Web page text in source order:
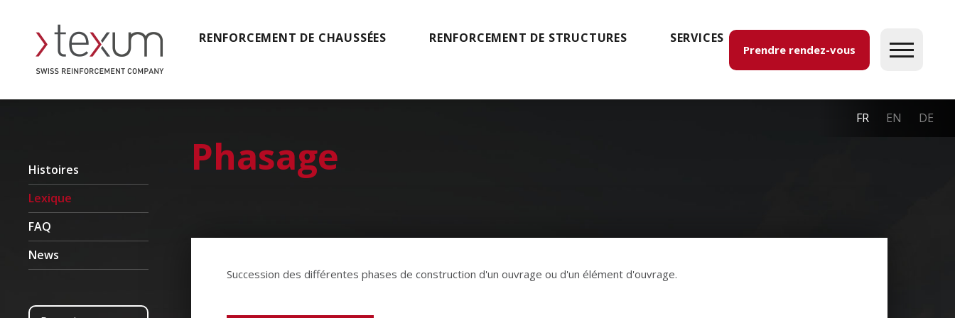
Prendre rendez-vous
FR EN DE
RENFORCEMENT DE CHAUSSÉES RENFORCEMENT DE STRUCTURES SERVICES
Histoires
Lexique
FAQ
News
Phasage
Succession des différentes phases de construction d'un ouvrage ou d'un élément d'ouvrage.